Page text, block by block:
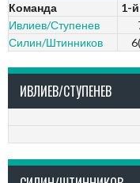
Команда 1-
Ивлиев/Ступенев
Силин/Штинников
ИВЛИЕВ/СТУПЕНЕВ